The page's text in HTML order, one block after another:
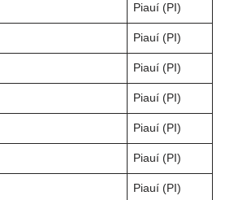
Piauí (PI)
Piauí (PI)
Piauí (PI)
Piauí (PI)
Piauí (PI)
Piauí (PI)
Piauí (PI)